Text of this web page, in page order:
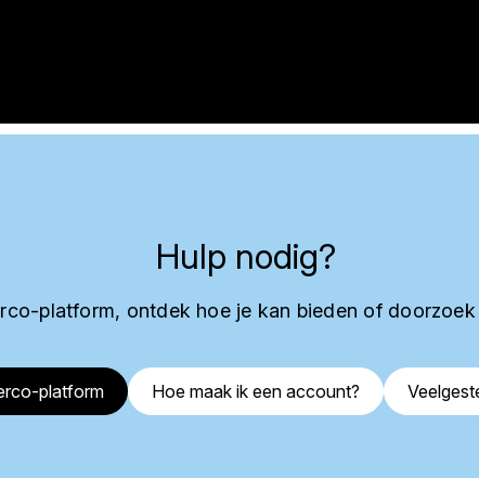
Hulp nodig?
platform, ontdek hoe je kan bieden of
platform Hoe maak ik een account?